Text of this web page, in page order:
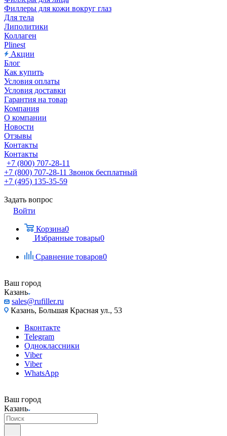
Филлеры для кожи вокруг глаз
Для тела
Липолитики
Коллаген
Plinest
Акции
Блог
Как купить
Условия оплаты
Условия доставки
Гарантия на товар
Компания
О компании
Новости
Отзывы
Контакты
Контакты
+7 (800) 707-28-11
+7 (800) 707-28-11 Звонок бесплатный
+7 (495) 135-35-59
Задать вопрос
Войти
Корзина0
Избранные товары0
Сравнение товаров0
Ваш город
Казань
sales@rufiller.ru
Казань, Большая Красная ул., 53
Вконтакте
Telegram
Одноклассники
Viber
Viber
WhatsApp
Ваш город
Казань